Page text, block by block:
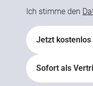
Ich stimme den
Jetzt
Sofort als